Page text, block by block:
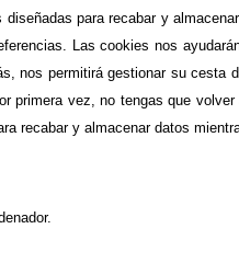
para recabar y
Las cookies nos
nos permitirá gestionar su cesta
primera vez, no tengas que
recabar y almacenar datos